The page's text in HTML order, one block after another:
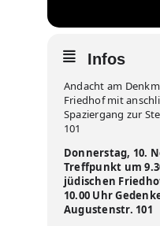
Infos
Andacht am
Friedhof mit
Spaziergang zur
101
Donnerstag, 10.
Treffpunkt um
jüdischen
10.00 Uhr
Augustenstr. 101